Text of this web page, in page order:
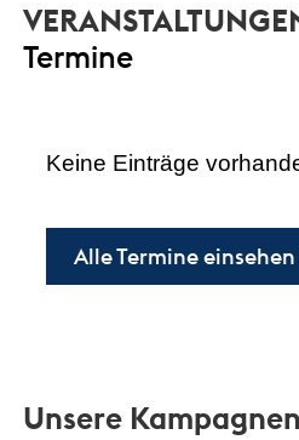
Termine
Keine Einträge
Alle Termine einsehen
Unsere Kampagnen